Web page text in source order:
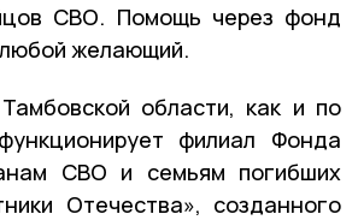
СВО. Помощь через фонд
желающий.
области, как и по
филиал Фонда
СВО и семьям погибших
Отечества», созданного